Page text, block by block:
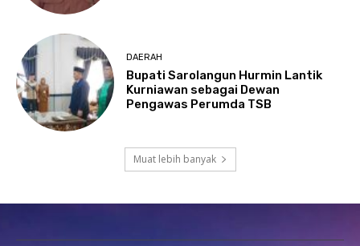
DAERAH
Bupati Sarolangun Hurmin Lantik
Kurniawan sebagai Dewan
Pengawas Perumda TSB
Muat lebih banyak